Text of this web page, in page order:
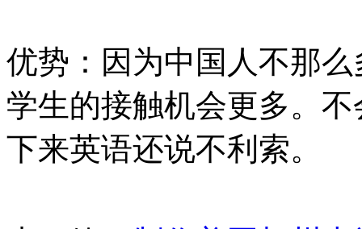
优势：因为中国人不那
学生的接触机会更多。
下来英语还说不利索。